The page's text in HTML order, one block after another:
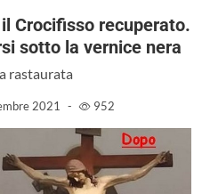
Crocifisso recuperato.
sotto la vernice nera
rastaurata
2021 - 952